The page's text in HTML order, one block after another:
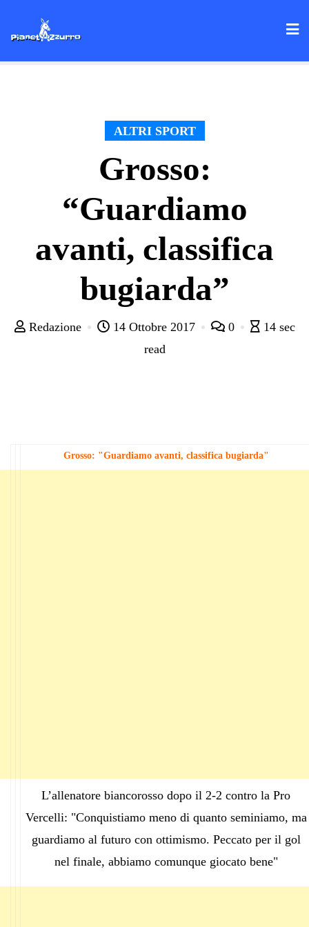
ALTRI SPORT
Grosso:
“Guardiamo
avanti, classifica
bugiarda”
Redazione 14 Ottobre 2017 0
14 sec
read
Grosso: "Guardiamo avanti, classifica bugiarda"
L’allenatore biancorosso dopo il 2-2 contro la Pro
Vercelli: "Conquistiamo meno di quanto seminiamo, ma
guardiamo al futuro con ottimismo. Peccato per il gol
nel finale, abbiamo comunque giocato bene"